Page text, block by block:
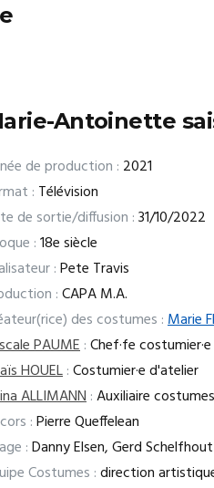
Antoinette
de production : 2021
: Télévision
de sortie/diffusion :31/10/2022
:18e siècle
:Pete Travis
:CAPA M.A.
des costumes :Marie
PAUME:Chef·fe costumier·e
HOUEL:Costumier·e d'atelier
ALLIMANN:Auxiliaire costumes
:Pierre Queffelean
:Danny Elsen, Gerd Schelfhout
Costumes :direction